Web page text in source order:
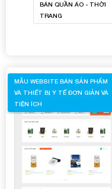
BÁN QUẦN ÁO - THỜI
TRANG
MẪU WEBSITE BÁN SẢN PHẨM
VÀ THIẾT BỊ Y TẾ ĐƠN GIẢN VÀ
TIỆN ÍCH